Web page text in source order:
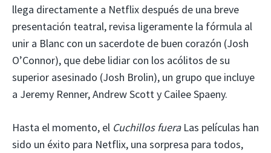
llega directamente a Netflix después de una breve
presentación teatral, revisa ligeramente la fórmula al
unir a Blanc con un sacerdote de buen corazón (Josh
O’Connor), que debe lidiar con los acólitos de su
superior asesinado (Josh Brolin), un grupo que incluye
a Jeremy Renner, Andrew Scott y Cailee Spaeny.
Hasta el momento, el Cuchillos fueraLas películas han
sido un éxito para Netflix, una sorpresa para todos,